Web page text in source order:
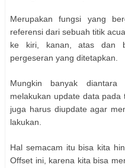
Merupakan fungsi yang
referensi dari sebuah titik
ke kiri, kanan, atas dan
pergeseran yang ditetapkan.
Mungkin banyak
melakukan update data
juga harus diupdate agar
lakukan.
Hal semacam itu bisa kita
Offset ini, karena kita bisa